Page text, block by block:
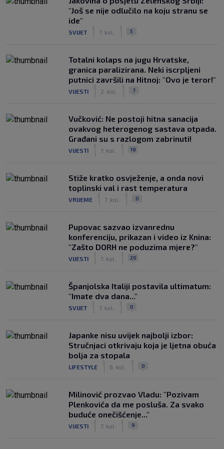
"Još se nije odlučilo na koju stranu se
ide"
SVIJET 7. kol. 5
Totalni kolaps na jugu Hrvatske,
granica paralizirana. Neki iscrpljeni
putnici završili na Hitnoj: "Ovo je teror!"
VIJESTI 2. kol. 7
Vučković: Ne postoji hitna sanacija
ovakvog heterogenog sastava otpada.
Građani su s razlogom zabrinuti!
VIJESTI 7. kol. 19
Stiže kratko osvježenje, a onda novi
toplinski val i rast temperatura
VRIJEME 7. kol. 0
Pupovac sazvao izvanrednu
konferenciju, prikazan i video iz Knina:
"Zašto DORH ne poduzima mjere?"
VIJESTI 7. kol. 20
Španjolska Italiji postavila ultimatum:
"Imate dva dana..."
SVIJET 7. kol. 0
Japanke nisu uvijek najbolji izbor:
Stručnjaci otkrivaju koja je ljetna obuća
bolja za stopala
LIFESTYLE 6. kol. 0
Milinović prozvao Vladu: "Pozivam
Plenkovića da me posluša. Za svako
buduće onečišćenje..."
VIJESTI 7. kol. 9